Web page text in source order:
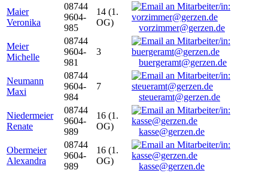
Maier
Veronika
08744
9604-
985
14 (1.
OG)
vorzimmer@gerzen.de
Meier
Michelle
08744
9604-
981
3
buergeramt@gerzen.de
Neumann
Maxi
08744
9604-
984
7
steueramt@gerzen.de
Niedermeier
Renate
08744
9604-
989
16 (1.
OG)
kasse@gerzen.de
Obermeier
Alexandra
08744
9604-
989
16 (1.
OG)
kasse@gerzen.de